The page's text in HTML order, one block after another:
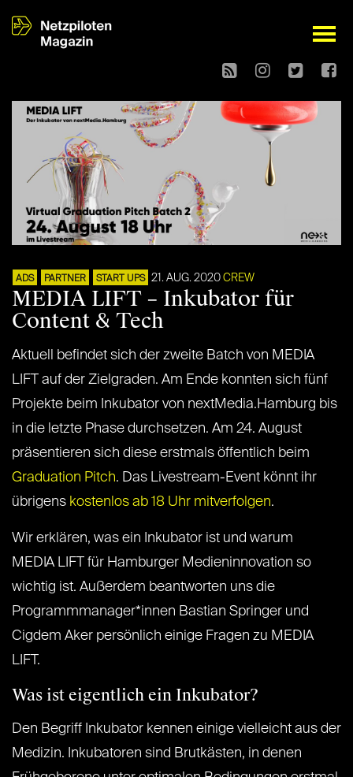
open
ADS PARTNER START UPS 21. AUG. 2020 CREW
MEDIA LIFT – Inkubator für
Content & Tech
Aktuell befindet sich der zweite Batch von MEDIA
LIFT auf der Zielgraden. Am Ende konnten sich fünf
Projekte beim Inkubator von nextMedia.Hamburg bis
in die letzte Phase durchsetzen. Am 24. August
präsentieren sich diese erstmals öffentlich beim
Graduation Pitch. Das Livestream-Event könnt ihr
übrigens kostenlos ab 18 Uhr mitverfolgen.
Wir erklären, was ein Inkubator ist und warum
MEDIA LIFT für Hamburger Medieninnovation so
wichtig ist. Außerdem beantworten uns die
Programmmanager*innen Bastian Springer und
Cigdem Aker persönlich einige Fragen zu MEDIA
LIFT.
Was ist eigentlich ein Inkubator?
Den Begriff Inkubator kennen einige vielleicht aus der
Medizin. Inkubatoren sind Brutkästen, in denen